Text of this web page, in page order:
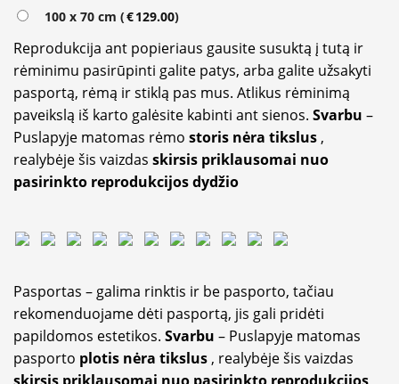
100 x 70 cm (€129.00)
Reprodukcija ant popieriaus gausite susuktą į tutą ir
rėminimu pasirūpinti galite patys, arba galite užsakyti
pasportą, rėmą ir stiklą pas mus. Atlikus rėminimą
paveikslą iš karto galėsite kabinti ant sienos. Svarbu –
Puslapyje matomas rėmo storis nėra tikslus ,
realybėje šis vaizdas skirsis priklausomai nuo
pasirinkto reprodukcijos dydžio
Pasportas – galima rinktis ir be pasporto, tačiau
rekomenduojame dėti pasportą, jis gali pridėti
papildomos estetikos. Svarbu – Puslapyje matomas
pasporto plotis nėra tikslus , realybėje šis vaizdas